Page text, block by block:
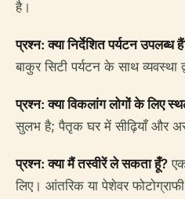
है।
प्रश्न: क्या निर्देशित पर्यटन उपलब्ध
बाकुर सिटी पर्यटन के साथ व्यवस्था
प्रश्न: क्या विकलांग लोगों के लिए
सुलभ है; पैतृक घर में सीढ़ियाँ और
प्रश्न: क्या मैं तस्वीरें ले सकता हूँ?
लिए। आंतरिक या पेशेवर